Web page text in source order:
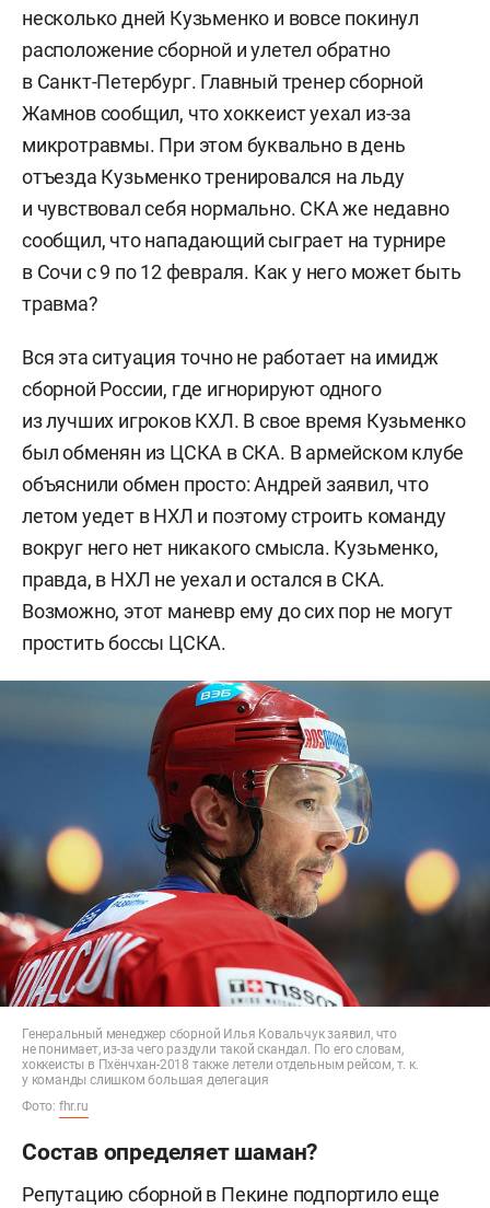
несколько дней Кузьменко и вовсе покинул
расположение сборной и улетел обратно
в Санкт-Петербург. Главный тренер сборной
Жамнов сообщил, что хоккеист уехал из-за
микротравмы. При этом буквально в день
отъезда Кузьменко тренировался на льду
и чувствовал себя нормально. СКА же недавно
сообщил, что нападающий сыграет на турнире
в Сочи с 9 по 12 февраля. Как у него может быть
травма?
Вся эта ситуация точно не работает на имидж
сборной России, где игнорируют одного
из лучших игроков КХЛ. В свое время Кузьменко
был обменян из ЦСКА в СКА. В армейском клубе
объяснили обмен просто: Андрей заявил, что
летом уедет в НХЛ и поэтому строить команду
вокруг него нет никакого смысла. Кузьменко,
правда, в НХЛ не уехал и остался в СКА.
Возможно, этот маневр ему до сих пор не могут
простить боссы ЦСКА.
Генеральный менеджер сборной Илья Ковальчук заявил, что
не понимает, из-за чего раздули такой скандал. По его словам,
хоккеисты в Пхёнчхан-2018 также летели отдельным рейсом, т. к.
у команды слишком большая делегация
Фото: fhr.ru
Состав определяет шаман?
Репутацию сборной в Пекине подпортило еще